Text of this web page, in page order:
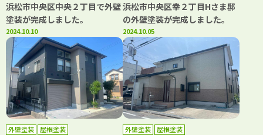
浜松市中央区中央２丁目で外壁
塗装が完成しました。
2024.10.10
浜松市中央区幸２丁目Hさま邸
の外壁塗装が完成しました。
2024.10.05
外壁塗装 屋根塗装 外壁塗装 屋根塗装